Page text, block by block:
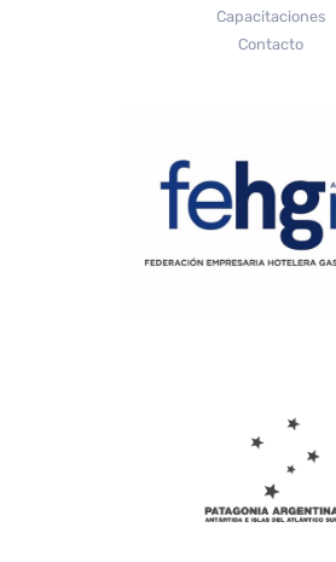
Capacitaciones
Contacto